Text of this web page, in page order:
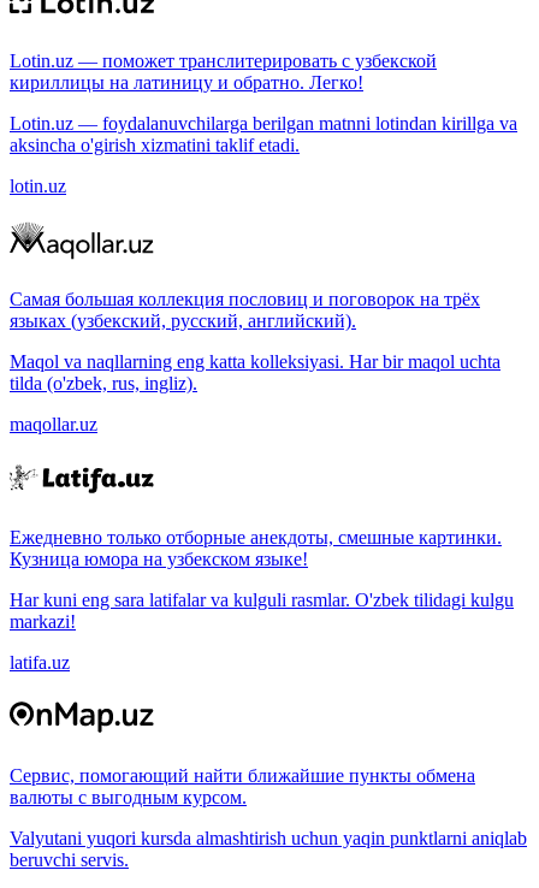
Lotin.uz — поможет транслитерировать с узбекской
кириллицы на латиницу и обратно. Легко!
Lotin.uz — foydalanuvchilarga berilgan matnni lotindan kirillga va
aksincha o'girish xizmatini taklif etadi.
lotin.uz
Самая большая коллекция пословиц и поговорок на трёх
языках (узбекский, русский, английский).
Maqol va naqllarning eng katta kolleksiyasi. Har bir maqol uchta
tilda (o'zbek, rus, ingliz).
maqollar.uz
Ежедневно только отборные анекдоты, смешные картинки.
Кузница юмора на узбекском языке!
Har kuni eng sara latifalar va kulguli rasmlar. O'zbek tilidagi kulgu
markazi!
latifa.uz
Сервис, помогающий найти ближайшие пункты обмена
валюты с выгодным курсом.
Valyutani yuqori kursda almashtirish uchun yaqin punktlarni aniqlab
beruvchi servis.